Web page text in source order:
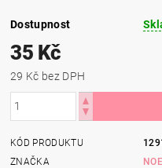
Dostupnost
35 Kč
29 Kč bez DPH
KÓD PRODUKTU
ZNAČKA